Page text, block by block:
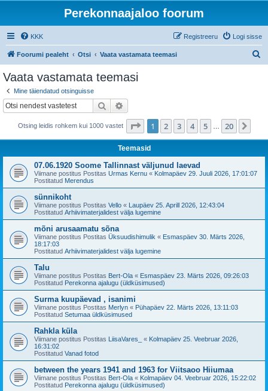
Perekonnaajaloo foorum
KKK Logi sisse
Registreeru
Foorumi pealeht Otsi Vaata vastamata teemasi
Vaata vastamata teemasi
Mine täiendatud otsinguisse
Otsi
Otsing leidis rohkem kui 1000 vastet 1 . leht20 -st
1 2 3 4 5 20
Teemasid
07.06.1920 Soome Tallinnast väljunud laevad
Viimane postitus Postitas Urmas Kernu « Kolmapäev 29. Juuli 2026, 17:01:07
Postitatud Merendus
sünnikoht
Viimane postitus Postitas Vello « Laupäev 25. Aprill 2026, 12:43:04
Postitatud Arhiivimaterjalidest välja lugemine
mõni arusaamatu sõna
Viimane postitus Postitas Üksuudishimulik « Esmaspäev 30. Märts 2026,
18:17:03
Postitatud Arhiivimaterjalidest välja lugemine
Talu
Viimane postitus Postitas Bert-Ola « Esmaspäev 23. Märts 2026, 09:26:03
Postitatud Perekonna ajalugu (üldküsimused)
Surma kuupäevad , isanimi
Viimane postitus Postitas Merlyn « Pühapäev 22. Märts 2026, 13:11:03
Postitatud Setumaa üldküsimused
Rahkla küla
Viimane postitus Postitas LiisaVares_ « Kolmapäev 25. Veebruar 2026,
16:31:02
Postitatud Vanad fotod
between the years 1941 and 1963 for Viitsaoo Hiiumaa
Viimane postitus Postitas Bert-Ola « Kolmapäev 04. Veebruar 2026, 15:22:02
Postitatud Perekonna ajalugu (üldküsimused)